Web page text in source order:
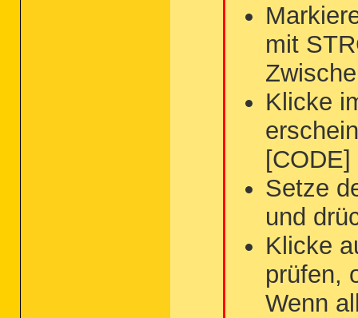
mit
Klicke
Setze
und
Klicke
prüfen,
Wenn